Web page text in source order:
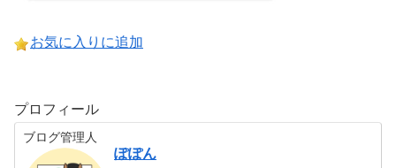
お気に入りに追加
プロフィール
ブログ管理人
ぽぽん